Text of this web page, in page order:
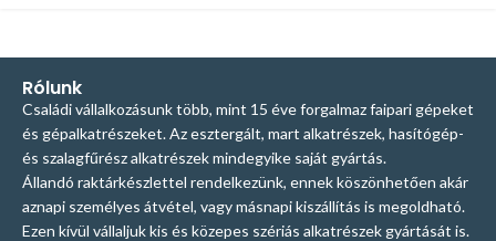
Rólunk
Családi vállalkozásunk több, mint 15 éve forgalmaz faipari gépeket
és gépalkatrészeket. Az esztergált, mart alkatrészek, hasítógép-
és szalagfűrész alkatrészek mindegyike saját gyártás.
Állandó raktárkészlettel rendelkezünk, ennek köszönhetően akár
aznapi személyes átvétel, vagy másnapi kiszállítás is megoldható.
Ezen kívül vállaljuk kis és közepes szériás alkatrészek gyártását is.